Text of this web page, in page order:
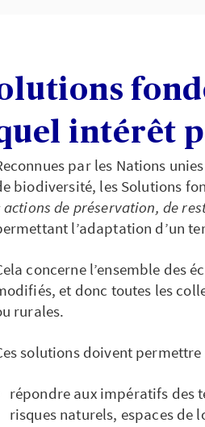
intérêt
par les Nations
biodiversité, les Solutions
actions de préservation, de
l’adaptation d’un
concerne l’ensemble des
et donc toutes les
rurales.
solutions doivent permettre
répondre aux impératifs des
risques naturels, espaces de